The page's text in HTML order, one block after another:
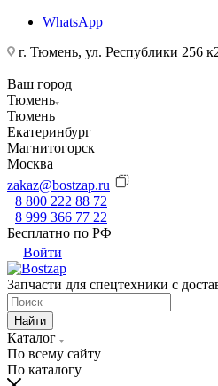
WhatsApp
г. Тюмень, ул. Республики 256
Ваш город
Тюмень
Тюмень
Екатеринбург
Магнитогорск
Москва
zakaz@bostzap.ru
8 800 222 88 72
8 999 366 77 22
Бесплатно по РФ
Войти
Запчасти для спецтехники с
Найти
Каталог
По всему сайту
По каталогу